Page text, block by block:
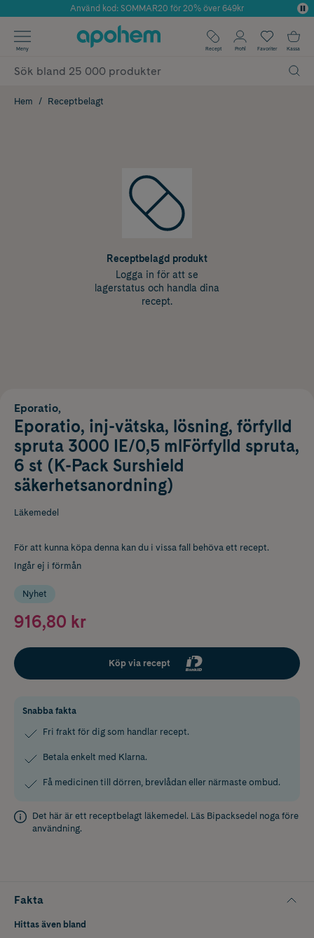
Använd kod: SOMMAR20 för 20% över 649kr
✓ Fri frakt
✓ Poäng på alla köp*
Meny Recept Profil Favoriter Kassa
Hem Receptbelagt
Receptbelagd produkt
Logga in för att se
lagerstatus och handla dina
recept.
Eporatio,
Eporatio, inj-vätska, lösning, förfylld
spruta 3000 IE/0,5 mlFörfylld spruta,
6 st (K-Pack Surshield
säkerhetsanordning)
Läkemedel
För att kunna köpa denna kan du i vissa fall behöva ett recept.
Ingår ej i förmån
Nyhet
916,80 kr
Köp via recept
Snabba fakta
Fri frakt för dig som handlar recept.
Betala enkelt med Klarna.
Få medicinen till dörren, brevlådan eller närmaste ombud.
Det här är ett receptbelagt läkemedel. Läs Bipacksedel noga före
användning.
Fakta
Hittas även bland